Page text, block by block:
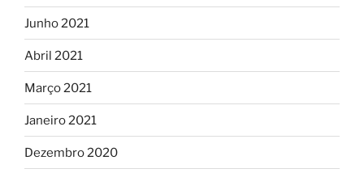
Junho 2021
Abril 2021
Março 2021
Janeiro 2021
Dezembro 2020